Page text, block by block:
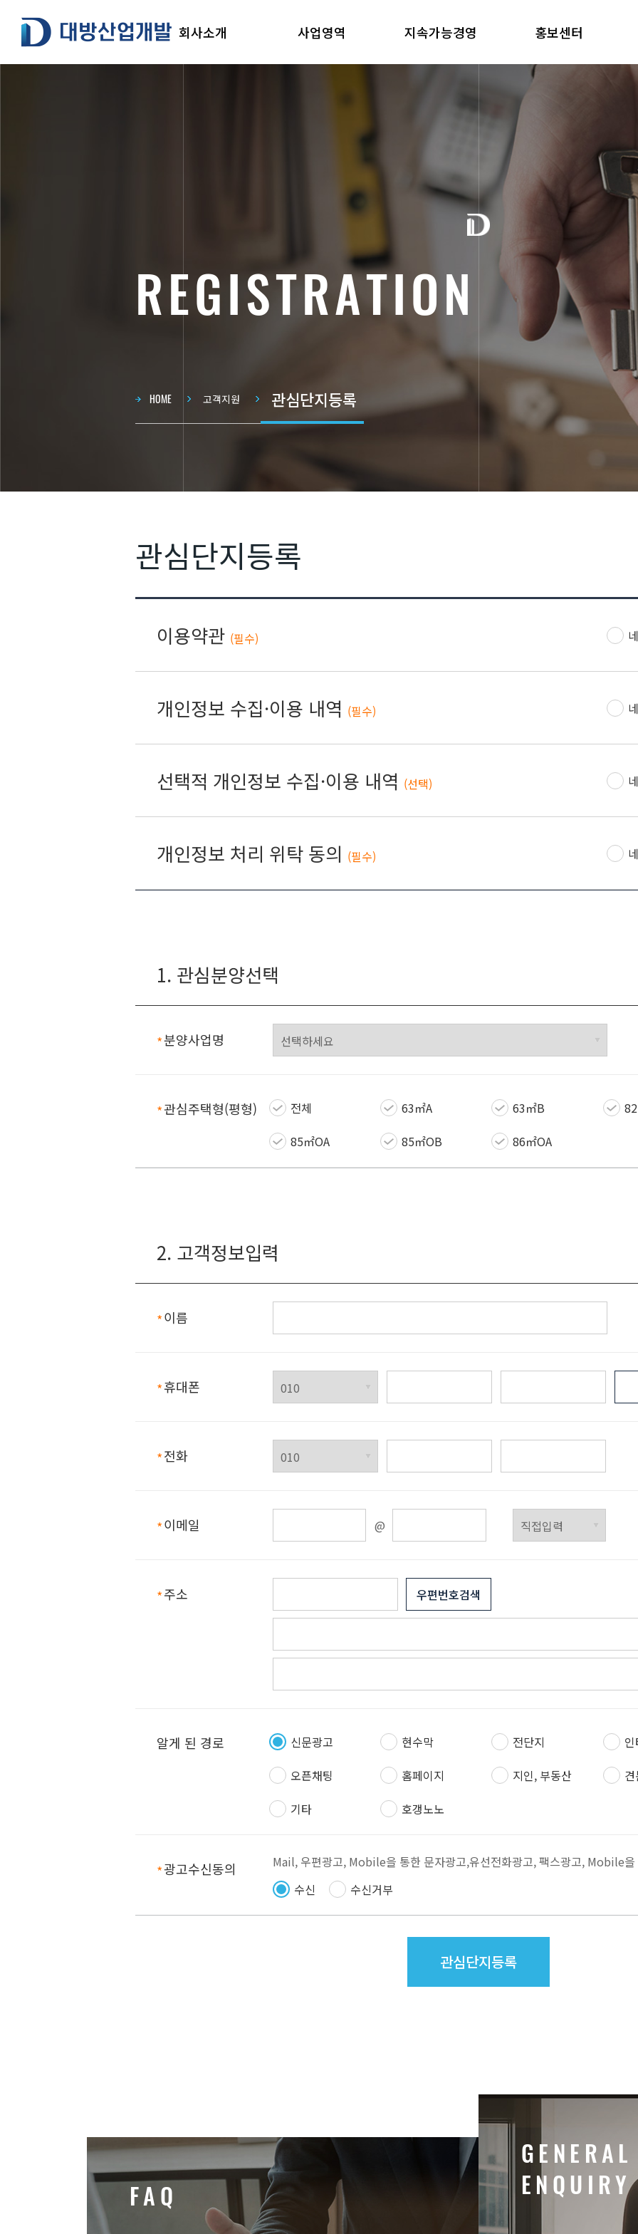
회사소개 사업영역 지속가능경영 홍보센터
REGISTRATION
HOME 고객지원 현재 위치
관심단지등록
관심단지등록
이용약관 (필수)
개인정보 수집·이용 내역 (필수)
선택적 개인정보 수집·이용 내역 (선택)
개인정보 처리 위탁 동의 (필수)
1. 관심분양선택
필수항목
분양사업명
필수항목
관심주택형(평형) 전체 63㎡A 63㎡B
85㎡OA
85㎡OB 86㎡OA
2. 고객정보입력
필수항목
이름
필수항목
휴대폰
필수항목
전화
필수항목
이메일
필수항목
주소 우편번호검색
알게 된 경로 신문광고 현수막 전단지
오픈채팅
홈페이지 지인, 부동산
기타
호갱노노
필수항목
광고수신동의
Mail, 우편광고, Mobile을 통한 문자광고,유선전화광고, 팩스광고, Mobile을
수신
수신거부
관심단지등록
FAQ
GE NE RAL
ENQU I RY